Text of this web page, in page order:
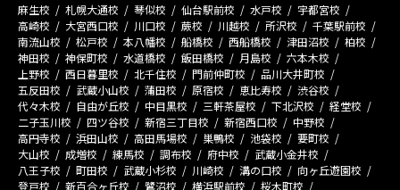
麻生校 札幌大通校 琴似校 仙台駅前校 水戸校
宇都宮校
高崎校
大宮西口校 川口校 蕨校 川越校 所沢校
千葉駅前校
南流山校
松戸校 本八幡校 船橋校 西船橋校 津田沼校
柏校
神田校
神保町校 水道橋校 飯田橋校 月島校
六本木校
上野校
西日暮里校 北千住校 門前仲町校
品川大井町校
五反田校
武蔵小山校 蒲田校 原宿校 恵比寿校
渋谷校
代々木校
自由が丘校 中目黒校 三軒茶屋校 下北沢校
経堂校
二子玉川校
四ツ谷校 新宿三丁目校 新宿西口校
中野校
高円寺校
浜田山校 高田馬場校 巣鴨校 池袋校
要町校
大山校
成増校 練馬校 調布校 府中校
武蔵小金井校
八王子校
町田校 武蔵小杉校 川崎校 溝の口校
向ヶ丘遊園校
登戸校
新百合ヶ丘校 鷺沼校 横浜駅前校
桜木町校